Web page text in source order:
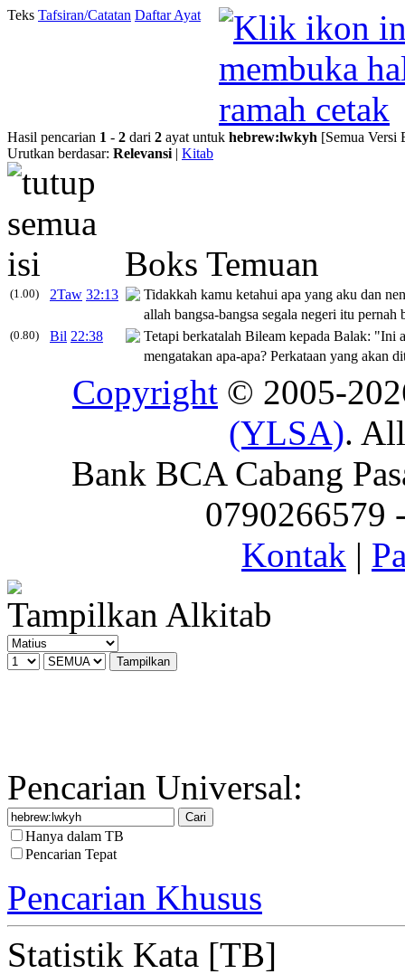
Teks Tafsiran/Catatan Daftar Ayat
Hasil pencarian 1 - 2 dari 2 ayat untuk hebrew:lwkyh [Semua Versi
Urutkan berdasar: Relevansi | Kitab
Boks Temuan
(1.00) 2Taw 32:13
Tidakkah kamu ketahui apa yang aku dan
allah bangsa-bangsa segala negeri itu
(0.80) Bil 22:38
Tetapi berkatalah Bileam kepada Balak: "Ini
mengatakan apa-apa? Perkataan yang akan
Copyright © 2005-
(YLSA).
Bank BCA Cabang
0790266579
Kontak |
Tampilkan Alkitab
Pencarian Universal:
Hanya dalam TB
Pencarian Tepat
Pencarian Khusus
Statistik Kata [TB]